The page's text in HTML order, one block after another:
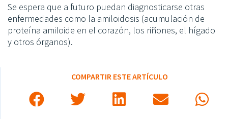
Se espera que a futuro puedan diagnosticarse otras
enfermedades como la amiloidosis (acumulación de
proteína amiloide en el corazón, los riñones, el hígado
y otros órganos).
COMPARTIR ESTE ARTÍCULO